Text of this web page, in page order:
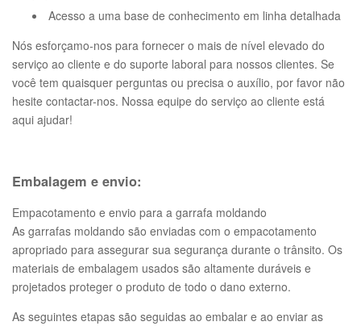
Acesso a uma base de conhecimento em linha detalhada
Nós esforçamo-nos para fornecer o mais de nível elevado do
serviço ao cliente e do suporte laboral para nossos clientes. Se
você tem quaisquer perguntas ou precisa o auxílio, por favor não
hesite contactar-nos. Nossa equipe do serviço ao cliente está
aqui ajudar!
Embalagem e envio:
Empacotamento e envio para a garrafa moldando
As garrafas moldando são enviadas com o empacotamento
apropriado para assegurar sua segurança durante o trânsito. Os
materiais de embalagem usados são altamente duráveis e
projetados proteger o produto de todo o dano externo.
As seguintes etapas são seguidas ao embalar e ao enviar as